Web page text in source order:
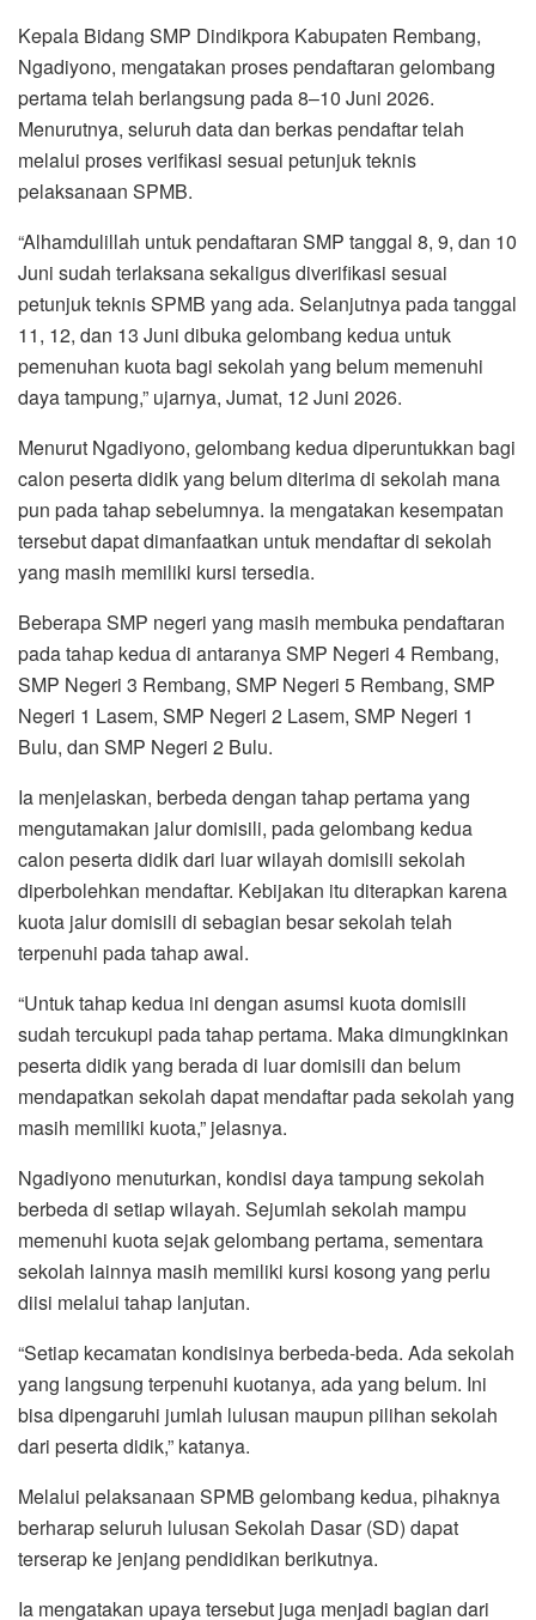
Kepala Bidang SMP Dindikpora Kabupaten Rembang,
Ngadiyono, mengatakan proses pendaftaran gelombang
pertama telah berlangsung pada 8–10 Juni 2026.
Menurutnya, seluruh data dan berkas pendaftar telah
melalui proses verifikasi sesuai petunjuk teknis
pelaksanaan SPMB.
“Alhamdulillah untuk pendaftaran SMP tanggal 8, 9, dan 10
Juni sudah terlaksana sekaligus diverifikasi sesuai
petunjuk teknis SPMB yang ada. Selanjutnya pada tanggal
11, 12, dan 13 Juni dibuka gelombang kedua untuk
pemenuhan kuota bagi sekolah yang belum memenuhi
daya tampung,” ujarnya, Jumat, 12 Juni 2026.
Menurut Ngadiyono, gelombang kedua diperuntukkan bagi
calon peserta didik yang belum diterima di sekolah mana
pun pada tahap sebelumnya. Ia mengatakan kesempatan
tersebut dapat dimanfaatkan untuk mendaftar di sekolah
yang masih memiliki kursi tersedia.
Beberapa SMP negeri yang masih membuka pendaftaran
pada tahap kedua di antaranya SMP Negeri 4 Rembang,
SMP Negeri 3 Rembang, SMP Negeri 5 Rembang, SMP
Negeri 1 Lasem, SMP Negeri 2 Lasem, SMP Negeri 1
Bulu, dan SMP Negeri 2 Bulu.
Ia menjelaskan, berbeda dengan tahap pertama yang
mengutamakan jalur domisili, pada gelombang kedua
calon peserta didik dari luar wilayah domisili sekolah
diperbolehkan mendaftar. Kebijakan itu diterapkan karena
kuota jalur domisili di sebagian besar sekolah telah
terpenuhi pada tahap awal.
“Untuk tahap kedua ini dengan asumsi kuota domisili
sudah tercukupi pada tahap pertama. Maka dimungkinkan
peserta didik yang berada di luar domisili dan belum
mendapatkan sekolah dapat mendaftar pada sekolah yang
masih memiliki kuota,” jelasnya.
Ngadiyono menuturkan, kondisi daya tampung sekolah
berbeda di setiap wilayah. Sejumlah sekolah mampu
memenuhi kuota sejak gelombang pertama, sementara
sekolah lainnya masih memiliki kursi kosong yang perlu
diisi melalui tahap lanjutan.
“Setiap kecamatan kondisinya berbeda-beda. Ada sekolah
yang langsung terpenuhi kuotanya, ada yang belum. Ini
bisa dipengaruhi jumlah lulusan maupun pilihan sekolah
dari peserta didik,” katanya.
Melalui pelaksanaan SPMB gelombang kedua, pihaknya
berharap seluruh lulusan Sekolah Dasar (SD) dapat
terserap ke jenjang pendidikan berikutnya.
Ia mengatakan upaya tersebut juga menjadi bagian dari